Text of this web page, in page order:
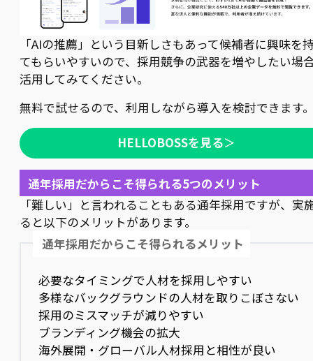
「AIの推薦」という目新しさもあって候補者に興味を
てもらいやすいので、採用競争の武器を増やしたい場
活用してみてください。
無料で試せるので、利用しながら導入を検討できます
HELLOBOSSを見る＞
通年採用だからこそ得られる5つのメリット
「難しい」と言われることもある通年採用ですが、実
ると以下のメリットがあります。
通年採用だからこそ得られるメリット
必要なタイミングで人材を採用しやすい
多様なバックグラウンドの人材を取りこぼさない
採用のミスマッチが減りやすい
ブランディング機会の拡大
海外展開・グローバル人材採用と相性が良い